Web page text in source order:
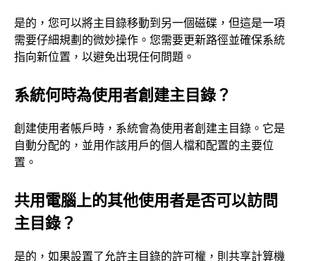
是的，您可以將主目錄移動到另一個磁碟，但這是一項
需要仔細規劃的微妙操作。您需要更新路徑並確保系統
指向新位置，以避免出現任何問題。
系統何時為使用者創建主目錄？
創建使用者帳戶時，系統會為使用者創建主目錄。它是
自動分配的，並用作該用戶的個人檔和配置的主要位
置。
共用電腦上的其他使用者是否可以訪問
主目錄？
是的，如果設置了允許主目錄的許可權，則共享計算機